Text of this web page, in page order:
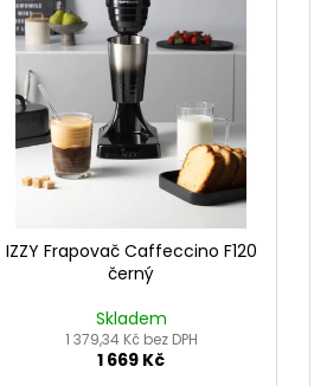
IZZY Frapovač Caffeccino F120
černý
Skladem
1 379,34 Kč bez DPH
1 669 Kč